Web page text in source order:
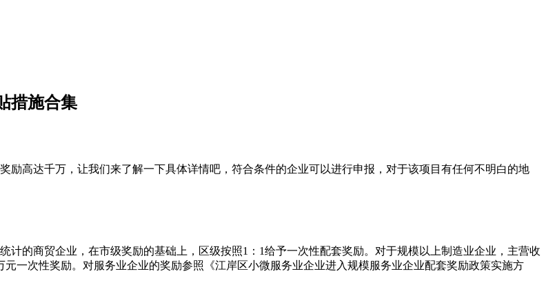
措施合集
高达千万，让我们来了解一下具体详情吧，符合条件的企业可以进行申报，对于该项目有任何不明白的地
计的商贸企业，在市级奖励的基础上，区级按照1：1给予一次性配套奖励。对于规模以上制造业企业，主营收
一次性奖励。对服务业企业的奖励参照《江岸区小微服务业企业进入规模服务业企业配套奖励政策实施方